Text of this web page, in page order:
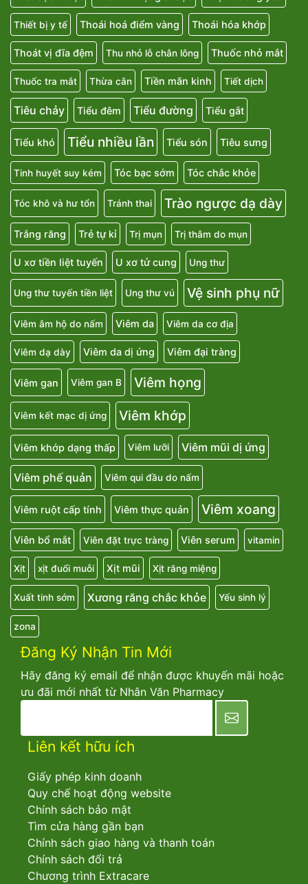
Thiết bị y tế Thoái hoá điểm vàng Thoái hóa khớp
Thoát vị đĩa đệm Thu nhỏ lỗ chân lông Thuốc nhỏ mắt
Thuốc tra mắt Thừa cân Tiền mãn kinh Tiết dịch
Tiêu chảy Tiểu đêm Tiểu đường Tiểu gắt
Tiểu khó Tiểu nhiều lần Tiểu són Tiêu sưng
Tinh huyết suy kém Tóc bạc sớm Tóc chắc khỏe
Tóc khô và hư tổn Tránh thai Trào ngược dạ dày
Trắng răng Trẻ tự kỉ Trị mụn Trị thâm do mụn
U xơ tiền liệt tuyến U xơ tử cung Ung thư
Ung thư tuyến tiền liệt Ung thư vú Vệ sinh phụ nữ
Viêm âm hộ do nấm Viêm da Viêm da cơ địa
Viêm dạ dày Viêm da dị ứng Viêm đại tràng
Viêm gan Viêm gan B Viêm họng
Viêm kết mạc dị ứng Viêm khớp
Viêm khớp dạng thấp Viêm lưỡi Viêm mũi dị ứng
Viêm phế quản Viêm qui đầu do nấm
Viêm ruột cấp tính Viêm thực quản Viêm xoang
Viên bổ mắt Viên đặt trực tràng Viên serum vitamin
Xịt xịt đuổi muỗi Xịt mũi Xịt răng miệng
Xuất tinh sớm Xương răng chắc khỏe Yếu sinh lý
zona
Đăng Ký Nhận Tin Mới
Hãy đăng ký email để nhận được khuyến mãi hoặc
ưu đãi mới nhất từ Nhân Văn Pharmacy
Liên kết hữu ích
Giấy phép kinh doanh
Quy chế hoạt động website
Chính sách bảo mật
Tìm cửa hàng gần bạn
Chính sách giao hàng và thanh toán
Chính sách đổi trả
Chương trình Extracare